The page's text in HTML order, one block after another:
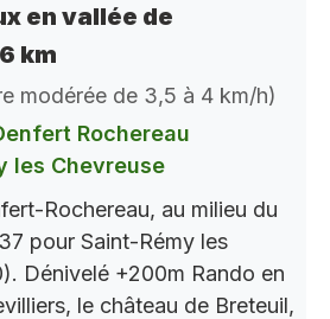
en vallée de
km
modérée de 3,5 à 4 km/h)
Rochereau
les Chevreuse
Rochereau, au milieu du
pour Saint-Rémy les
Dénivelé +200m Rando en
le château de Breteuil,